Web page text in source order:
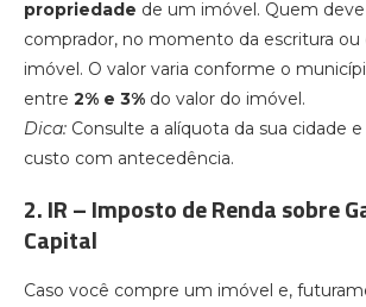
propriedade de um imóvel. Quem
comprador, no momento da escritura ou
imóvel. O valor varia conforme o
entre 2% e 3% do valor do imóvel.
Dica: Consulte a alíquota da sua cidade
custo com antecedência.
2. IR – Imposto de Renda sobre
Capital
Caso você compre um imóvel e,